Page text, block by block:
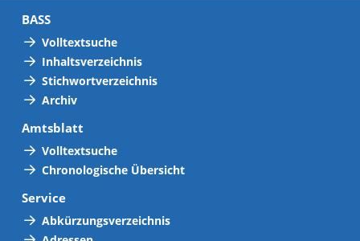
BASS
Volltextsuche
Inhaltsverzeichnis
Stichwortverzeichnis
Archiv
Amtsblatt
Volltextsuche
Chronologische Übersicht
Service
Abkürzungsverzeichnis